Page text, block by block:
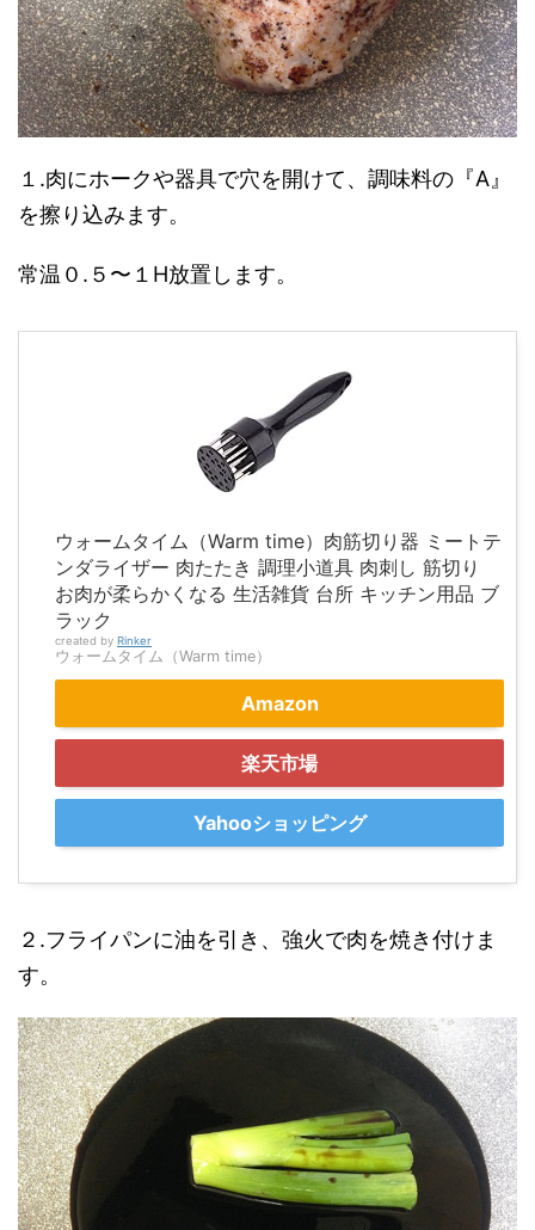
１.肉にホークや器具で穴を開けて、調味料の『A』
を擦り込みます。
常温０.５〜１H放置します。
ウォームタイム（Warm time）肉筋切り器 ミートテ
ンダライザー 肉たたき 調理小道具 肉刺し 筋切り
お肉が柔らかくなる 生活雑貨 台所 キッチン用品 ブ
ラック
created by Rinker
ウォームタイム（Warm time）
Amazon
楽天市場
Yahooショッピング
２.フライパンに油を引き、強火で肉を焼き付けま
す。